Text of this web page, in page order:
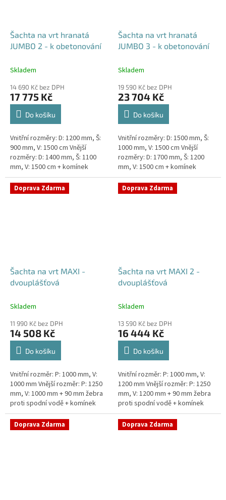
Šachta na vrt hranatá
JUMBO 2 - k obetonování
Skladem
14 690 Kč bez DPH
17 775 Kč
Do košíku
Vnitřní rozměry: D: 1200 mm, Š:
900 mm, V: 1500 cm Vnější
rozměry: D: 1400 mm, Š: 1100
mm, V: 1500 cm + komínek
Šachta na vrt k obetonování -
vhodná pod parkovací...
Šachta na vrt hranatá
JUMBO 3 - k obetonování
Skladem
19 590 Kč bez DPH
23 704 Kč
Do košíku
Vnitřní rozměry: D: 1500 mm, Š:
1000 mm, V: 1500 cm Vnější
rozměry: D: 1700 mm, Š: 1200
mm, V: 1500 cm + komínek
Šachta na vrt k obetonování -
vhodná pod parkovací...
Doprava Zdarma
Šachta na vrt MAXI -
dvouplášťová
Skladem
11 990 Kč bez DPH
14 508 Kč
Do košíku
Vnitřní rozměr: P: 1000 mm, V:
1000 mm Vnější rozměr: P: 1250
mm, V: 1000 mm + 90 mm žebra
proti spodní vodě + komínek
Dvouplášťová vodoměrná šachta
- vhodná do míst...
Doprava Zdarma
Šachta na vrt MAXI 2 -
dvouplášťová
Skladem
13 590 Kč bez DPH
16 444 Kč
Do košíku
Vnitřní rozměr: P: 1000 mm, V:
1200 mm Vnější rozměr: P: 1250
mm, V: 1200 mm + 90 mm žebra
proti spodní vodě + komínek
Dvouplášťová vodoměrná šachta
- vhodná do míst...
Doprava Zdarma Doprava Zdarma